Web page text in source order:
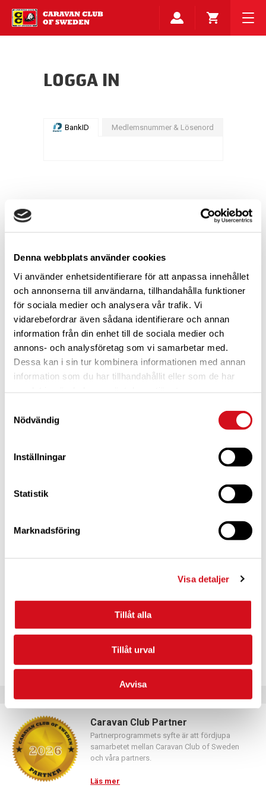
Denna webbplats använder cookies
Vi använder enhetsidentifierare för att anpassa innehållet
och annonserna till användarna, tillhandahålla funktioner
för sociala medier och analysera vår trafik. Vi
vidarebefordrar även sådana identifierare och annan
information från din enhet till de sociala medier och
annons- och analysföretag som vi samarbetar med.
Dessa kan i sin tur kombinera informationen med annan
information som du har tillhandahållit eller som de har
Nödvändig
Inställningar
Statistik
Marknadsföring
Visa detaljer
Tillåt alla
Tillåt urval
Avvisa
LOGGA IN
BankID Medlemsnummer & Lösenord
För dig som är blivande ny medlemTa del av alla förmåner.
Bli medlem idag.
Logga in med hjälp av formuläret och följ anvisningarna.
Caravan Club Partner
Partnerprogrammets syfte är att fördjupa
samarbetet mellan Caravan Club of Sweden
och våra partners.
Läs mer